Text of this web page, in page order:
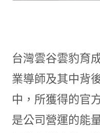
台灣雲谷雲豹育
業導師及其中背
中，所獲得的官
是公司營運的能